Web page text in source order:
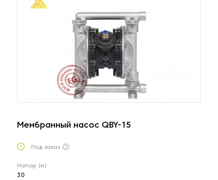
Мембранный насос QBY-15
Под заказ
Напор (м)
30